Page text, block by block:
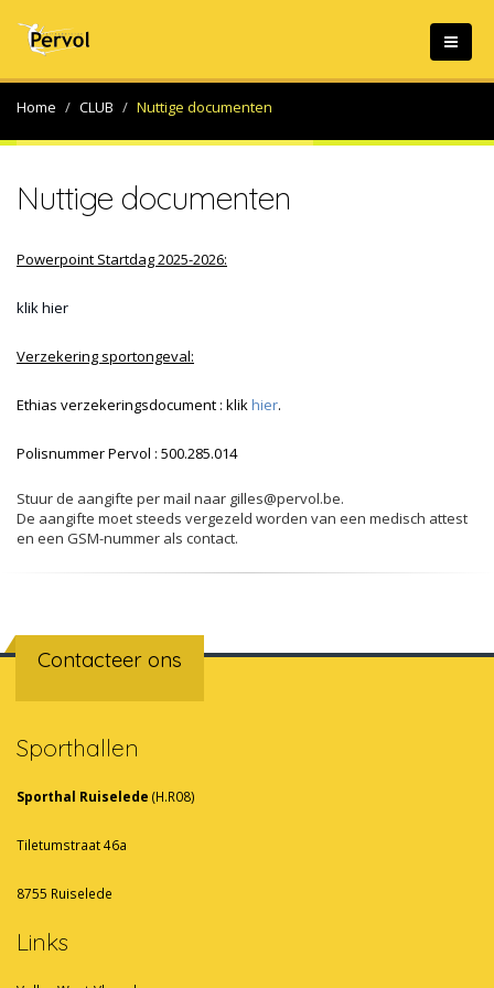
Home CLUB Nuttige documenten
Nuttige documenten
Powerpoint Startdag 2025-2026:
klik hier
Verzekering sportongeval:
Ethias verzekeringsdocument : klikhier.
Polisnummer Pervol : 500.285.014
Stuur de aangifte per mail naar gilles@pervol.be.
De aangifte moet steeds vergezeld worden van een medisch attest
en een GSM-nummer als contact.
Contacteer ons
Sporthallen
Sporthal Ruiselede (H.R08)
Tiletumstraat 46a
8755 Ruiselede
Links